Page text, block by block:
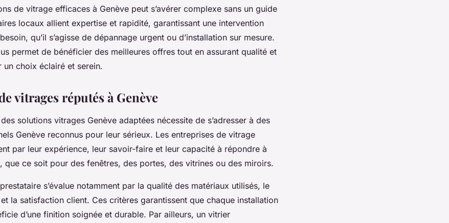
: les
de vitrage efficaces à Genève peut s’avérer complexe sans un guide
locaux allient expertise et rapidité, garantissant une intervention
qu’il s’agisse de dépannage urgent ou d’installation sur mesure.
permet de bénéficier des meilleures offres tout en assurant qualité et
un choix éclairé et serein.
vitrages réputés à Genève
solutions vitrages Genève adaptées nécessite de s’adresser à des
Genève reconnus pour leur sérieux. Les entreprises de vitrage
par leur expérience, leur savoir-faire et leur capacité à répondre à
que ce soit pour des fenêtres, des portes, des vitrines ou des miroirs.
s’évalue notamment par la qualité des matériaux utilisés, le
la satisfaction client. Ces critères garantissent que chaque installation
d’une finition soignée et durable. Par ailleurs, un vitrier